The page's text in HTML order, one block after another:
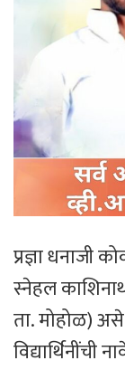
प्रज्ञा धनाजी
स्नेहल
ता. मोहोळ)
विद्यार्थिनींची